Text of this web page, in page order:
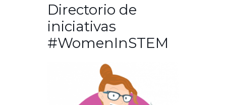
Directorio de
iniciativas
#WomenInSTEM